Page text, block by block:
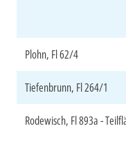
Plohn, Fl 62/4
Tiefenbrunn, Fl 264/1
Rodewisch, Fl 893a -